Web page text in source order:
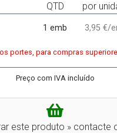
QTD por
1 emb 3,95 €/
portes, para compras
Preço com IVA incluído
este produto » contacte